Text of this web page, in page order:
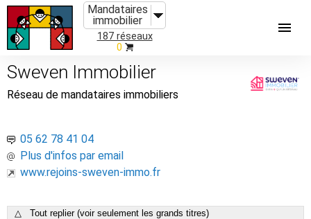
Mandataires
immobilier
187 réseaux
0
Sweven Immobilier
Réseau de mandataires immobiliers
05 62 78 41 04
Plus d'infos par email
www.rejoins-sweven-immo.fr
△ Tout replier (voir seulement les grands titres)